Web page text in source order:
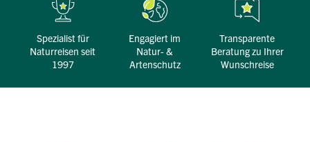
Spezialist für
Naturreisen seit
1997
engagiert im
Natur- &
Artenschutz
transparente
Beratung zu Ihrer
Wunschreise